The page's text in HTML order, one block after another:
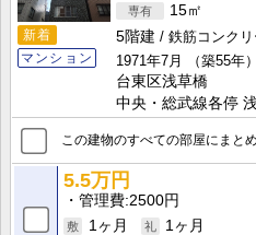
新着
マンション
15㎡
5階建
鉄筋コンクリ
1971年7月
（築55年）
台東区浅草橋
中央・総武線各停
この建物のすべての部屋にまと
5.5万円
管理費 2500円
1ヶ月
1ヶ月